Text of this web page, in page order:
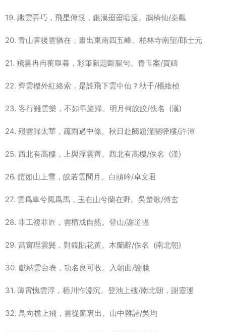
19. 纖雲弄巧，飛星傳恨，銀漢迢迢暗度。鵲橋仙/秦觀
20. 青山霁後雲猶在，畫出東南四五峰。柏林寺南望/郎士元
21. 飛雲冉冉蘅臯暮，彩筆新題斷腸句。青玉案/賀鑄
22. 齊雲樓外紅絡索，是誰飛下雲中仙？秋千/楊維桢
23. 客行雖雲樂，不如早旋歸。明月何皎皎/佚名 (漢)
24. 殘雲歸太華，疏雨過中條。秋日赴阙題潼關驿樓/許渾
25. 西北有高樓，上與浮雲齊。西北有高樓/佚名 (漢)
26. 皚如山上雪，皎若雲間月。白頭吟/卓文君
27. 雲爲車兮風爲馬，玉在山兮蘭在野。吳楚歌/傅玄
28. 非工複非匠，雲構成自然。登山/謝道韫
29. 當窗理雲鬓，對鏡貼花黃。木蘭辭/佚名 (南北朝)
30. 獻納雲台表，功名良可收。入朝曲/謝朓
31. 薄霄愧雲浮，栖川怍淵沉。登池上樓/南北朝，謝靈運
32. 鳥向檐上飛，雲從窗裏出。山中雜詩/吳均